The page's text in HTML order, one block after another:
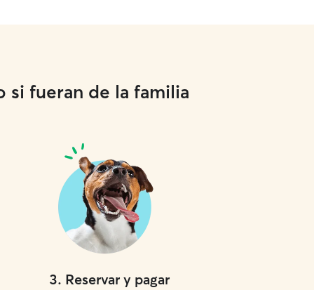
si fueran de la familia
3. Reservar y pagar